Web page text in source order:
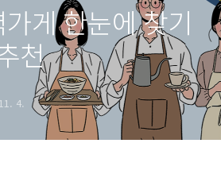
게 한눈에 찾기
천
4.